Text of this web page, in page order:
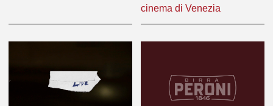
cinema di Venezia